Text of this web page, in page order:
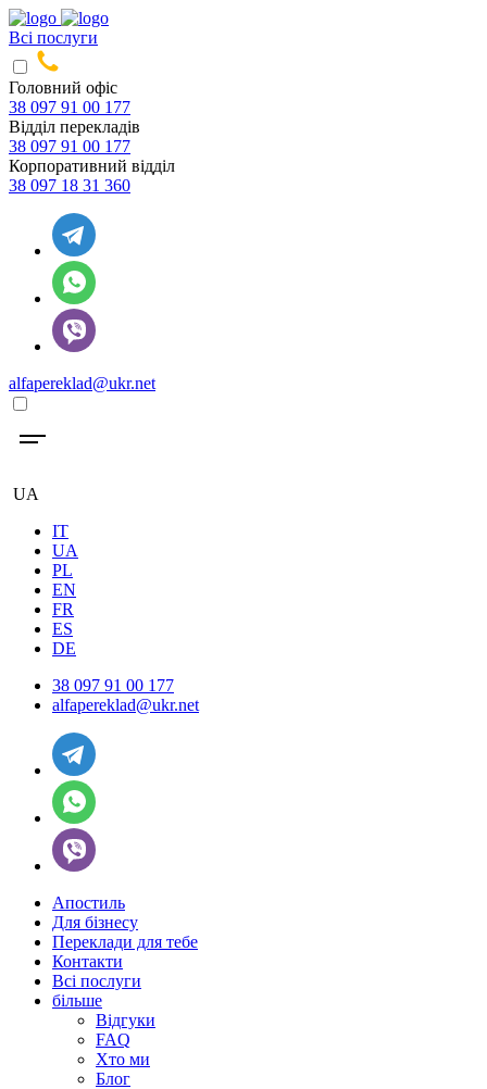
Всі послуги
Головний офіс
38 097 91 00 177
Відділ перекладів
38 097 91 00 177
Корпоративний відділ
38 097 18 31 360
alfapereklad@ukr.net
UA
IT
UA
PL
EN
FR
ES
DE
38 097 91 00 177
alfapereklad@ukr.net
Апостиль
Для бізнесу
Переклади для тебе
Контакти
Всі послуги
більше
Відгуки
FAQ
Хто ми
Блог